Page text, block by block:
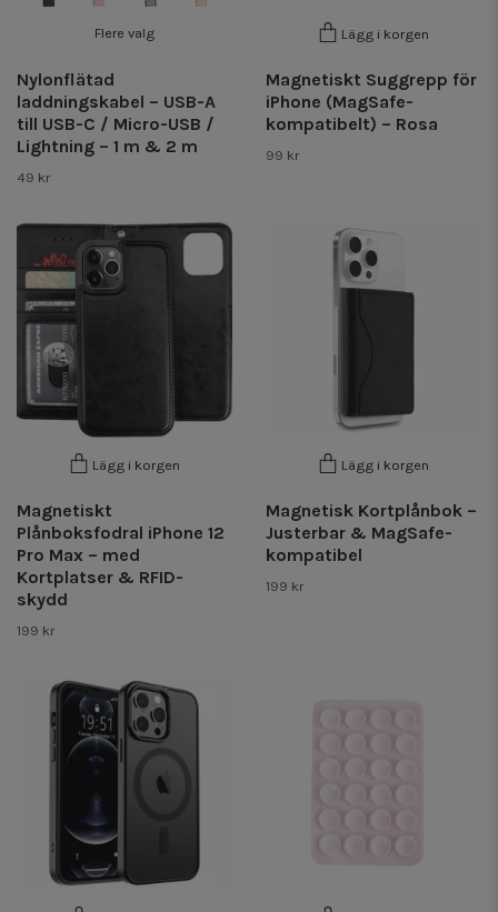
Flere valg
Nylonflätad
laddningskabel – USB-A
till USB-C / Micro-USB /
Lightning – 1 m & 2 m
49 kr
Lägg i korgen
Magnetiskt Suggrepp för
iPhone (MagSafe-
kompatibelt) – Rosa
99 kr
Lägg i korgen
Magnetiskt
Plånboksfodral iPhone 12
Pro Max – med
Kortplatser & RFID-
skydd
199 kr
Lägg i korgen
Magnetisk Kortplånbok –
Justerbar & MagSafe-
kompatibel
199 kr